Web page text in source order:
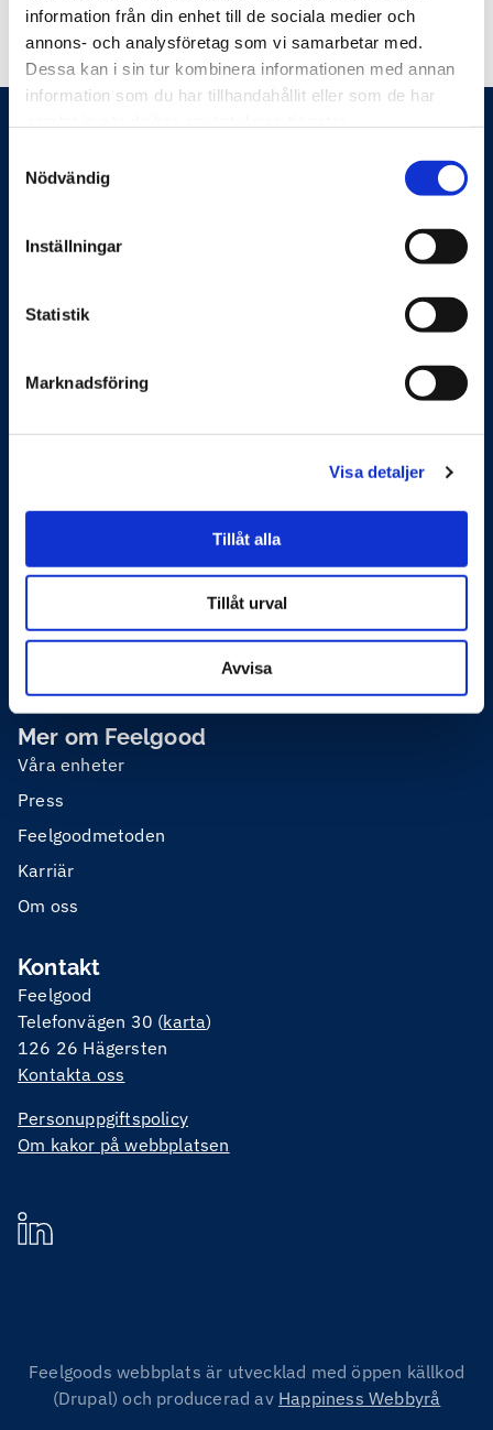
information från din enhet till de sociala medier och
annons- och analysföretag som vi samarbetar med.
Dessa kan i sin tur kombinera informationen med annan
information som du har tillhandahållit eller som de har
Nödvändig
Inställningar
Statistik
Marknadsföring
Visa detaljer
Tillåt alla
Tillåt urval
Avvisa
Feelgood hjälper företag och organisationer att
vi genom systematiskt och förebyggande arbete med
arbetsmiljö, hållbar hälsa, ledarskap, medarbetarskap
och vid behov rehabilitering eller krishantering. Vi möter
våra kunder både digitalt och fysiskt över hela Sverige.
Skadligt bruk
Mer om Feelgood
Våra enheter
Press
Feelgoodmetoden
Karriär
Om oss
Kontakt
Feelgood
Telefonvägen 30 (karta)
126 26 Hägersten
Kontakta oss
Personuppgiftspolicy
Om kakor på webbplatsen
Feelgoods webbplats är utvecklad med öppen källkod
(Drupal) och producerad av Happiness Webbyrå